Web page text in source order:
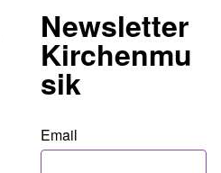
Newsletter
Kirchenmu
sik
Email